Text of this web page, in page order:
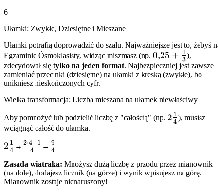
12
6
Ułamki: Zwykłe, Dziesiętne i Mieszane
Ułamki potrafią doprowadzić do szału. Najważniejsze jest to, żebyś
Egzaminie Ósmoklasisty, widząc miszmasz (np. 0{,}25
+
\frac{1}
0,25 + 3
1 ),
zdecydował się tylko na jeden format. Najbezpieczniej jest zawsze
zamieniać przecinki (dziesiętne) na ułamki z kreską (zwykłe), bo
unikniesz nieskończonych cyfr.
Wielka transformacja: Liczba mieszana na ułamek niewłaściwy
Aby pomnożyć lub podzielić liczbę z "całością" (np. 2\frac{1}
2 4
1 ), musisz
wciągnąć całość do ułamka.
2\frac{1}
2 4
1 → \frac{2
+ 1}
{4}
4
2⋅4+1 → \frac{9}
4
9
Zasada wiatraka: Mnożysz dużą liczbę z przodu przez mianownik
(na dole), dodajesz licznik (na górze) i wynik wpisujesz na górę.
Mianownik zostaje nienaruszony!